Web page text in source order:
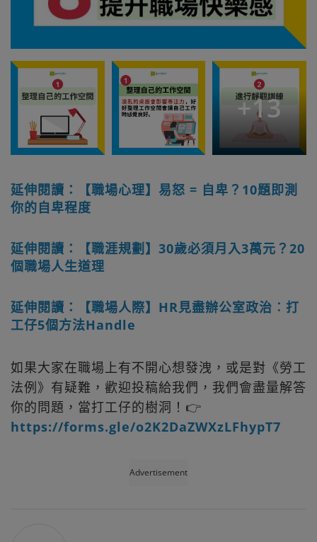
+13
延伸閱讀：【職場心理】易怒 = 自卑？10題即測
你的自卑程度
延伸閱讀：【職涯規劃】30歲必須月入3萬元？20
個職場人生道理
延伸閱讀：【職場人際】HR見盡辦公室政治︰打
工仔5個方法Handle
如果大家在職場上有不開心想發洩，或是對《勞工
法例》有疑難，歡迎投稿給我們，我們會盡量解答
你的問題，當打工仔的樹洞！👉
https://forms.gle/o2K2DaZWXzLFhypT7
Advertisement